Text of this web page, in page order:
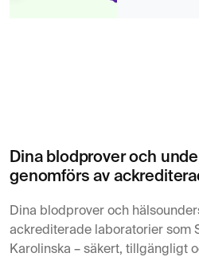
Dina blodprover och
genomförs av
Dina blodprover och
ackrediterade laboratorier som
Karolinska – säkert, tillgängligt